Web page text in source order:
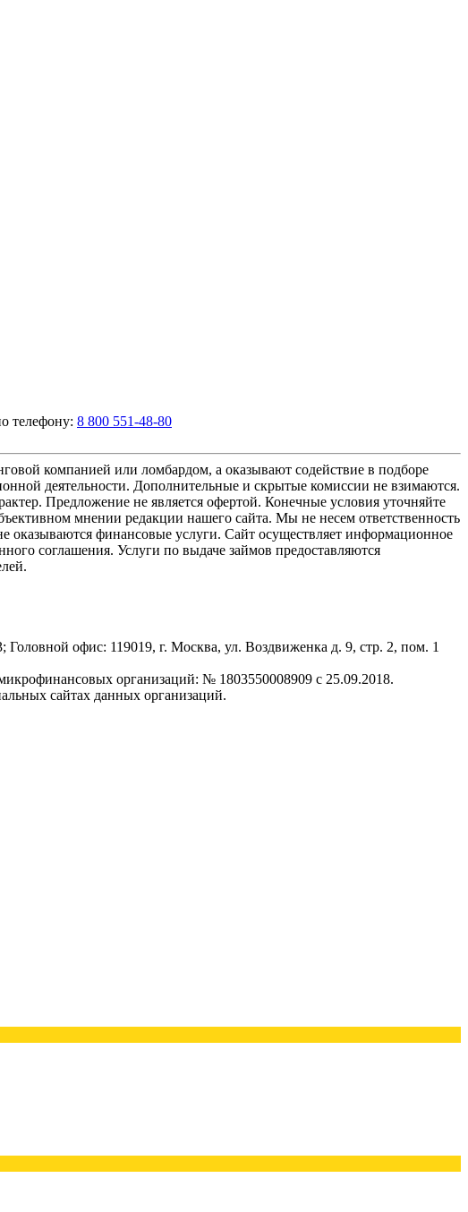
телефону: 8 800 551-48-80
компанией или ломбардом, а оказывают содействие в подборе
деятельности. Дополнительные и скрытые комиссии не взимаются.
Предложение не является офертой. Конечные условия уточняйте
мнении редакции нашего сайта. Мы не несем ответственность
оказываются финансовые услуги. Сайт осуществляет информационное
соглашения. Услуги по выдаче займов предоставляются
офис: 119019, г. Москва, ул. Воздвиженка д. 9, стр. 2, пом. 1
организаций: № 1803550008909 с 25.09.2018.
сайтах данных организаций.